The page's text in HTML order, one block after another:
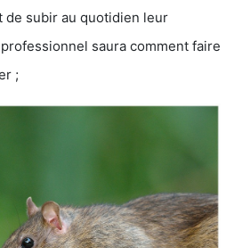
de subir au quotidien leur
saura comment faire
;